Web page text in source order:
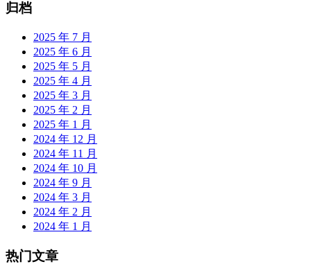
归档
2025 年 7 月
2025 年 6 月
2025 年 5 月
2025 年 4 月
2025 年 3 月
2025 年 2 月
2025 年 1 月
2024 年 12 月
2024 年 11 月
2024 年 10 月
2024 年 9 月
2024 年 3 月
2024 年 2 月
2024 年 1 月
热门文章